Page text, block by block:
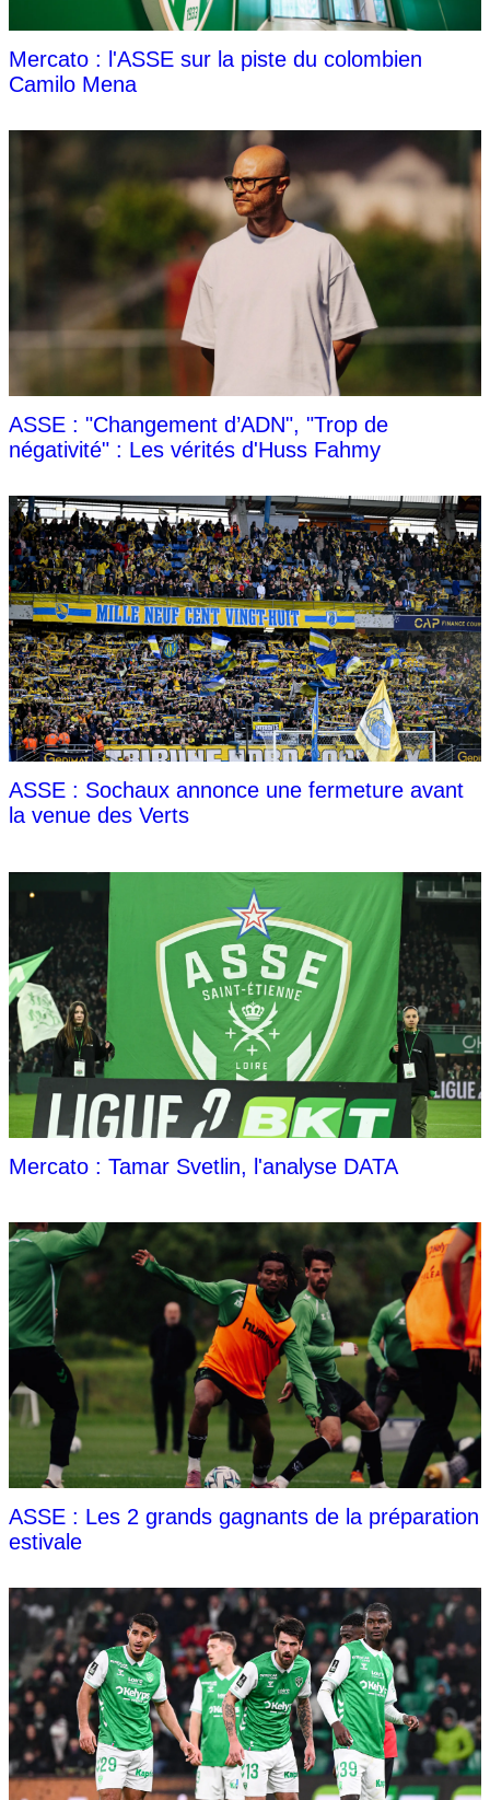
Mercato : l'ASSE sur la piste du colombien
Camilo Mena
ASSE : "Changement d’ADN", "Trop de
négativité" : Les vérités d'Huss Fahmy
ASSE : Sochaux annonce une fermeture avant
la venue des Verts
Mercato : Tamar Svetlin, l'analyse DATA
ASSE : Les 2 grands gagnants de la préparation
estivale